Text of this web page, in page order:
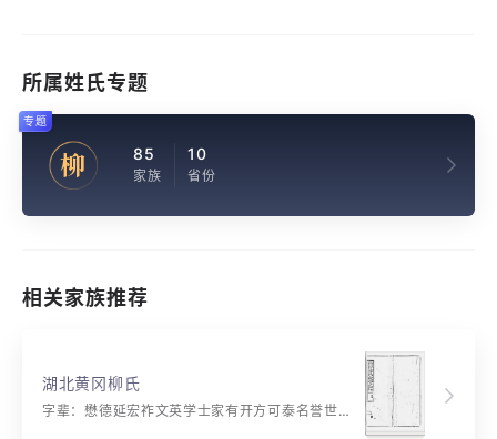
所属姓氏专题
柳 85
家族
10
省份
专题
相关家族推荐
湖北黄冈柳氏
字辈：懋德延宏祚文英学士家有开方可泰名誉世光华 继述辉先绪相传重守成贤才征焕发凤藻锡恩荣